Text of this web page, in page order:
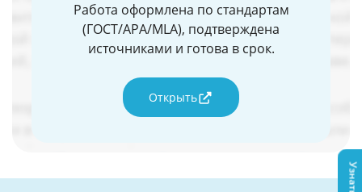
Работа оформлена по стандартам
(ГОСТ/APA/MLA), подтверждена
источниками и готова в срок.
Открыть